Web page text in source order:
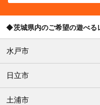
◆茨城県内のご希望の遊べる
水戸市
日立市
土浦市